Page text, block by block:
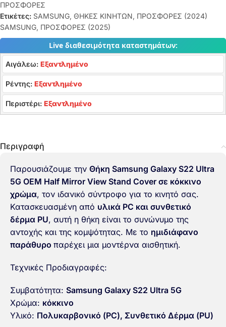
ΠΡΟΣΦΟΡΕΣ
Ετικέτες: SAMSUNG, ΘΗΚΕΣ ΚΙΝΗΤΩΝ, ΠΡΟΣΦΟΡΕΣ (2024)
SAMSUNG, ΠΡΟΣΦΟΡΕΣ (2025)
Live διαθεσιμότητα καταστημάτων:
Αιγάλεω: Εξαντλημένο
Ρέντης: Εξαντλημένο
Περιστέρι: Εξαντλημένο
Περιγραφή
Παρουσιάζουμε την Θήκη Samsung Galaxy S22 Ultra
5G OEM Half Mirror View Stand Cover σε κόκκινο
χρώμα, τον ιδανικό σύντροφο για το κινητό σας.
Κατασκευασμένη από υλικά PC και συνθετικό
δέρμα PU, αυτή η θήκη είναι το συνώνυμο της
αντοχής και της κομψότητας. Με το ημιδιάφανο
παράθυρο παρέχει μια μοντέρνα αισθητική.
Τεχνικές Προδιαγραφές:
Συμβατότητα: Samsung Galaxy S22 Ultra 5G
Χρώμα: κόκκινο
Υλικό: Πολυκαρβονικό (PC), Συνθετικό Δέρμα (PU)